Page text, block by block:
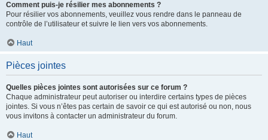
Comment puis-je résilier mes abonnements ?
Pour résilier vos abonnements, veuillez vous rendre dans le panneau de
contrôle de l’utilisateur et suivre le lien vers vos abonnements.
Haut
Pièces jointes
Quelles pièces jointes sont autorisées sur ce forum ?
Chaque administrateur peut autoriser ou interdire certains types de pièces
jointes. Si vous n’êtes pas certain de savoir ce qui est autorisé ou non, nous
vous invitons à contacter un administrateur du forum.
Haut